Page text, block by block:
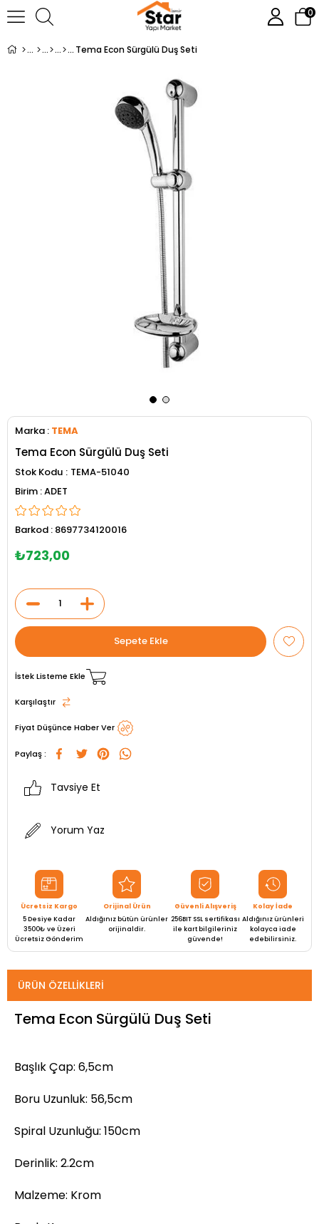
0
Tema Econ Sürgülü Duş Seti
Marka : TEMA
Tema Econ Sürgülü Duş Seti
Stok Kodu
TEMA-51040
ADET
Barkod : 8697734120016
₺723,00
İstek Listeme Ekle
Karşılaştır
Fiyat Düşünce Haber Ver
Paylaş :
Tavsiye Et
Yorum Yaz
Ücretsiz Kargo
5 Desiye Kadar
3500₺ ve Üzeri
Ücretsiz Gönderim
Orijinal Ürün
Aldığınız bütün ürünler
orijinaldir.
Güvenli Alışveriş
256BIT SSL sertifikası
ile kart bilgileriniz
güvende!
Kolay İade
Aldığınız ürünleri
kolayca iade
edebilirsiniz.
ÜRÜN ÖZELLIKLERI
Tema Econ Sürgülü Duş Seti
Başlık Çap: 6,5cm
Boru Uzunluk: 56,5cm
Spiral Uzunluğu: 150cm
Derinlik: 2.2cm
Malzeme: Krom